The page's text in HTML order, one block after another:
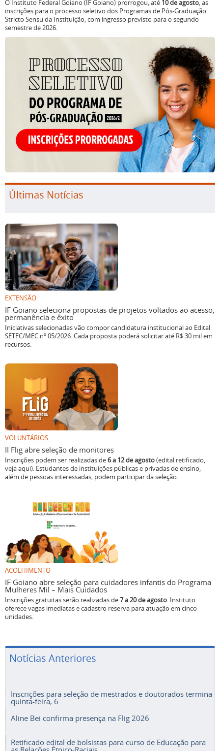
O Instituto Federal Goiano (IF Goiano) prorrogou, até 10 de agosto, as
inscrições para o processo seletivo dos Programas de Pós-Graduação
Stricto Sensu da Instituição, com ingresso previsto para o segundo
semestre de 2026.
Últimas Notícias
EXTENSÃO
IF Goiano seleciona propostas de projetos voltados ao acesso,
permanência e êxito
Iniciativas selecionadas vão compor candidatura institucional ao Edital
SETEC/MEC nº 05/2026. Cada proposta poderá solicitar até R$ 30 mil em
recursos.
VOLUNTÁRIOS
II Flig abre seleção de monitores
Inscrições podem ser realizadas de6 a 12 de agosto(edital retificado,
veja aqui). Estudantes de instituições públicas e privadas de ensino,
além de pessoas interessadas, podem participar da seleção.
ACOLHIMENTO
IF Goiano abre seleção para cuidadores infantis do Programa
Mulheres Mil – Mais Cuidados
Inscrições gratuitas serão realizadas de7 a 20 de agosto. Instituto
oferece vagas imediatas e cadastro reserva para atuação em cinco
unidades.
Notícias Anteriores
Inscrições para seleção de mestrados e doutorados termina
quinta-feira, 6
Aline Bei confirma presença na Flig 2026
Retificado edital de bolsistas para curso de Educação para